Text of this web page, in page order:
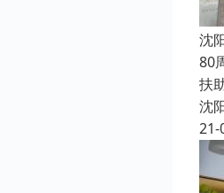
沈
80
扶
沈
21-